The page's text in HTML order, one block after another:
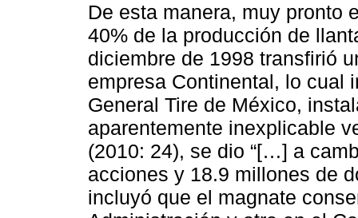
De esta manera, muy pronto
40% de la producción de
diciembre de 1998 transfirió
empresa Continental, lo cual
General Tire de México,
aparentemente inexplicable
(2010: 24), se dio “[…] a
acciones y 18.9 millones de
incluyó que el magnate